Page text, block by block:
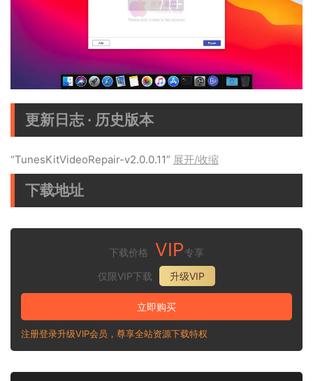
更新日志 · 历史版本
“TunesKitVideoRepair-v2.0.0.11” 展开/收缩
下载地址
下载价格 VIP专享
仅限VIP下载
升级VIP
立即购买
注册登录升级VIP会员，尊享全站资源下载特权